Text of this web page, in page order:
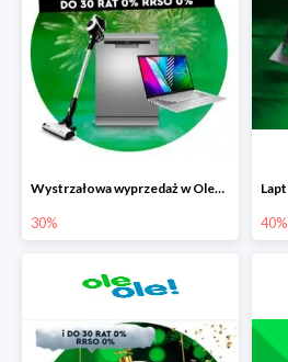
Wystrzałowa wyprzedaż w OleOle!
30% 40%